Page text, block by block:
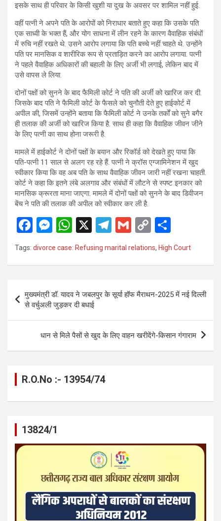
इसके साथ ही परिवार के किसी खुशी या दुख के अवसर पर शामिल नहीं हुई.
वहीं पत्नी ने अपने पति के आरोपों को निराधार बताते हुए कहा कि उसके पति
एक साध्वी के भक्त हैं, और योग साधना में लीन रहने के कारण वैवाहिक संबंधों
में रुचि नहीं रखते थे. उसने आरोप लगाया कि पति बच्चे नहीं चाहते थे. उन्होंने
पति पर मानसिक व शारीरिक रूप से प्रताड़ित करने का आरोप लगाया. पत्नी
ने पहले वैवाहिक अधिकारों की बहाली के लिए अर्जी भी लगाई, लेकिन बाद में
उसे वापस ले लिया.
दोनों पक्षों को सुनने के बाद फैमिली कोर्ट ने पति की अर्जी को खारिज कर दी.
जिसके बाद पति ने फैमिली कोर्ट के फैसले को चुनौती देते हुए हाईकोर्ट में
अपील की, जिसमें उन्होंने बताया कि फैमिली कोर्ट ने उनके तर्कों को सुने बगैर
ही तलाक की अर्जी को खारिज किया है. साथ ही कहा कि वैवाहिक जीवन जीने
के लिए पत्नी का साथ होना जरूरी है.
मामले में हाईकोर्ट ने दोनों पक्षों के बयान और रिकॉर्ड को देखते हुए पाया कि
पति-पत्नी 11 साल से अलग रह रहे हैं. पत्नी ने क्रॉस एग्जामिनेशन में खुद
स्वीकार किया कि वह अब पति के साथ वैवाहिक जीवन जारी नहीं रखना चाहती.
कोर्ट ने कहा कि इतने लंबे अलगाव और संबंधों में लौटने से स्पष्ट इनकार को
मानसिक क्रूरता माना जाएगा. मामले में दोनों पक्षों को सुनने के बाद डिवीजन
बेंच ने पति की तलाक की अपील को स्वीकार कर ली है.
F
a
ce
o
o
k
M
se
g
er
W
h
at
A
p
p
X
T
el
e
a
m
G
m
ail
C
o
py
n
h
ar
Tags: divorce case: Refusing marital relations, High Court
navigation
मुख्यमंत्री डॉ. यादव ने जबलपुर के सूर्या हॉफ मैराथन-2025 में नई दिल्ली
से वर्चुअली जुड़कर दी बधाई
धान से मिले पैसों से खुद के लिए वाहन खरीदेंगे-किसान गंगाराम
R.O.No :- 13954/74
13824/1